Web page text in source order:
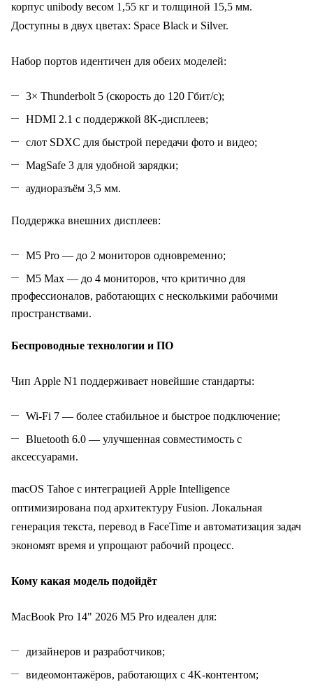
корпус unibody весом 1,55 кг и толщиной 15,5 мм.
Доступны в двух цветах: Space Black и Silver.
Набор портов идентичен для обеих моделей:
3× Thunderbolt 5 (скорость до 120 Гбит/с);
HDMI 2.1 с поддержкой 8K‑дисплеев;
слот SDXC для быстрой передачи фото и видео;
MagSafe 3 для удобной зарядки;
аудиоразъём 3,5 мм.
Поддержка внешних дисплеев:
M5 Pro — до 2 мониторов одновременно;
M5 Max — до 4 мониторов, что критично для
профессионалов, работающих с несколькими рабочими
пространствами.
Беспроводные технологии и ПО
Чип Apple N1 поддерживает новейшие стандарты:
Wi‑Fi 7 — более стабильное и быстрое подключение;
Bluetooth 6.0 — улучшенная совместимость с
аксессуарами.
macOS Tahoe с интеграцией Apple Intelligence
оптимизирована под архитектуру Fusion. Локальная
генерация текста, перевод в FaceTime и автоматизация задач
экономят время и упрощают рабочий процесс.
Кому какая модель подойдёт
MacBook Pro 14" 2026 M5 Pro идеален для:
дизайнеров и разработчиков;
видеомонтажёров, работающих с 4K‑контентом;